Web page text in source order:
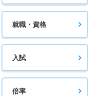
就職・資格
入試
倍率